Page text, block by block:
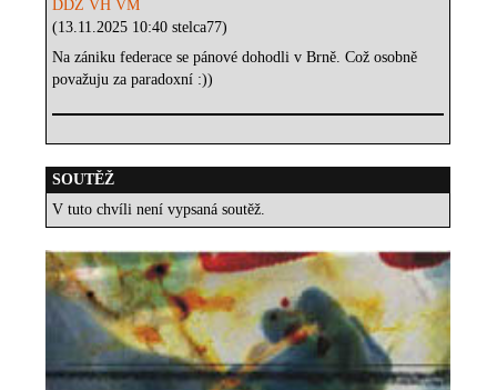
DDŽ VH VM
(13.11.2025 10:40 stelca77)
Na zániku federace se pánové dohodli v Brně. Což osobně
považuju za paradoxní :))
SOUTĚŽ
V tuto chvíli není vypsaná soutěž.